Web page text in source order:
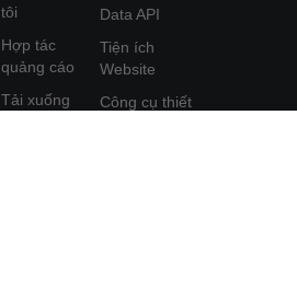
tôi
Hợp tác
quảng cáo
Tải xuống
Data API
Tiện ích
Website
Công cụ thiết